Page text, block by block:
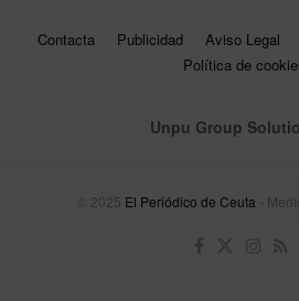
Contacta Publicidad Aviso Legal
Política de
Unpu Group
© 2025 El Periódico de Ceuta -